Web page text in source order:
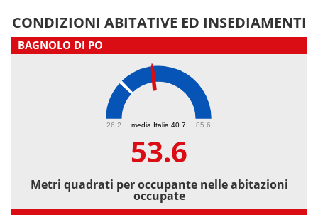
CONDIZIONI ABITATIVE ED INSEDIAMENTI
BAGNOLO DI PO
media Italia 40.7
26.2 85.6
53.6
Metri quadrati per occupante nelle abitazioni
occupate